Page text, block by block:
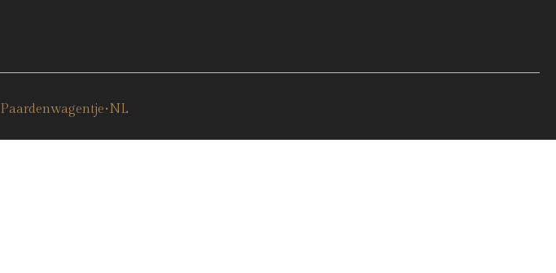
Paardenwagentje•NL